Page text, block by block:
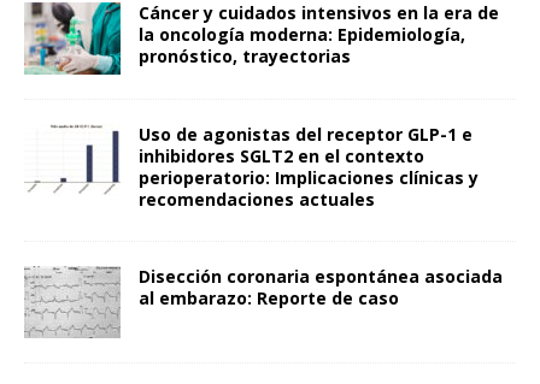
Cáncer y cuidados intensivos en la era de
la oncología moderna: Epidemiología,
pronóstico, trayectorias
Uso de agonistas del receptor GLP-1 e
inhibidores SGLT2 en el contexto
perioperatorio: Implicaciones clínicas y
recomendaciones actuales
Disección coronaria espontánea asociada
al embarazo: Reporte de caso